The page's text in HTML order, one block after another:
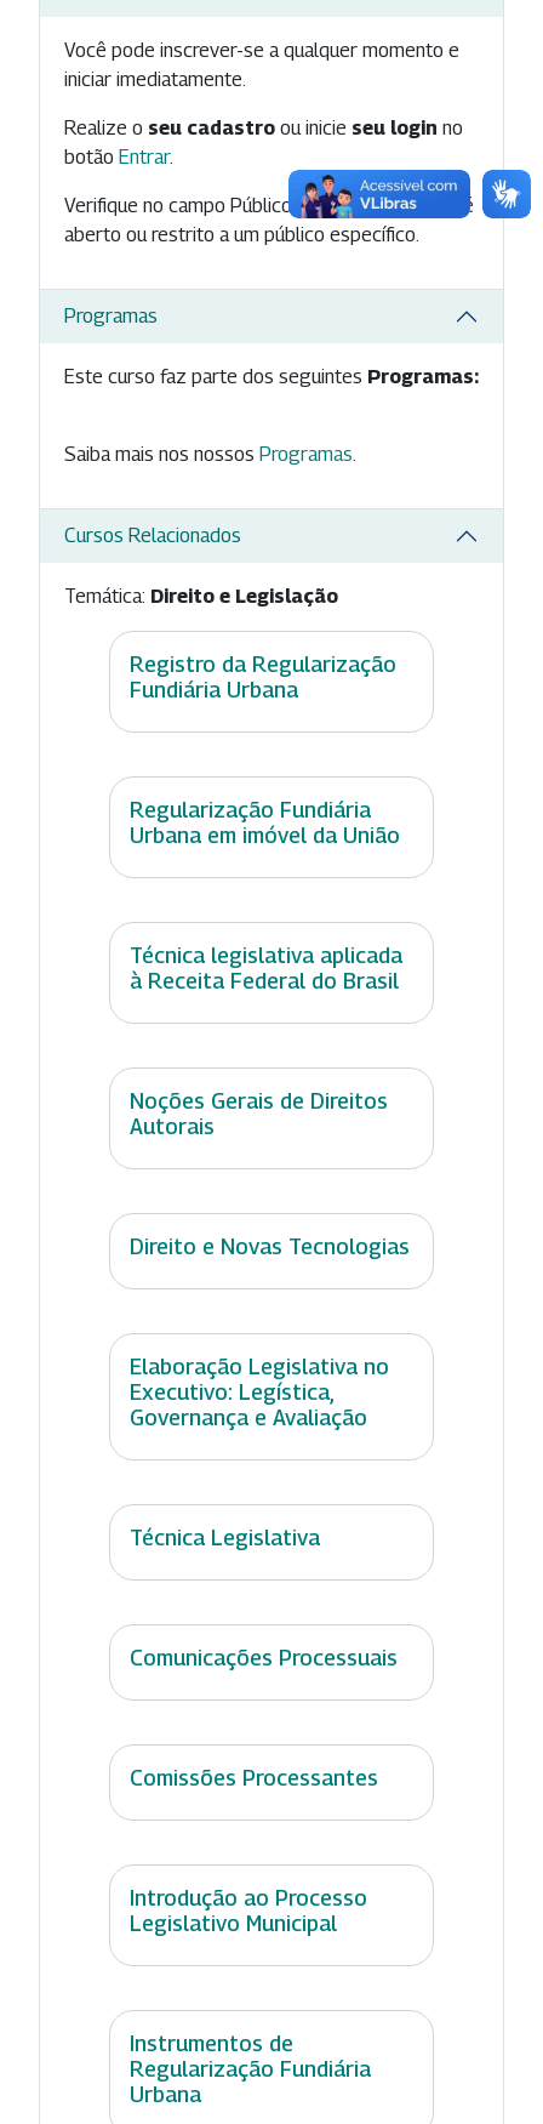
Você pode inscrever-se a qualquer momento e
iniciar imediatamente.
Realize o seu cadastro ou inicie seu login no
botão Entrar.
Verifique no campo Público-Alvo se este curso é
aberto ou restrito a um público específico.
Programas
Este curso faz parte dos seguintes Programas:
Saiba mais nos nossos Programas
Cursos Relacionados
Temática: Direito e Legislação
Registro da Regularização
Fundiária Urbana
Regularização Fundiária
Urbana em imóvel da União
Técnica legislativa aplicada
à Receita Federal do Brasil
Noções Gerais de Direitos
Autorais
Direito e Novas Tecnologias
Elaboração Legislativa no
Executivo: Legística,
Governança e Avaliação
Técnica Legislativa
Comunicações Processuais
Comissões Processantes
Introdução ao Processo
Legislativo Municipal
Instrumentos de
Regularização Fundiária
Urbana